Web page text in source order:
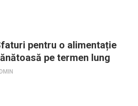
pentru o alimentație
pe termen lung